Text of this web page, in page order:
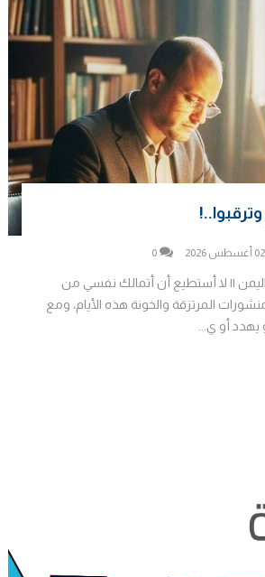
0
|| لا أستطيع أن أتمالك نفسي من
المرتزقة والخونة هذه الأيام، ومع
أو ي...